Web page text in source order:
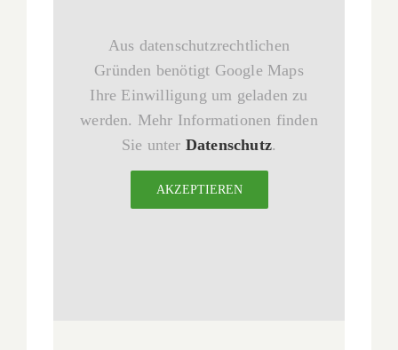
Aus datenschutzrechtlichen
Gründen benötigt Google Maps
Ihre Einwilligung um geladen zu
werden. Mehr Informationen finden
Sie unter Datenschutz.
AKZEPTIEREN